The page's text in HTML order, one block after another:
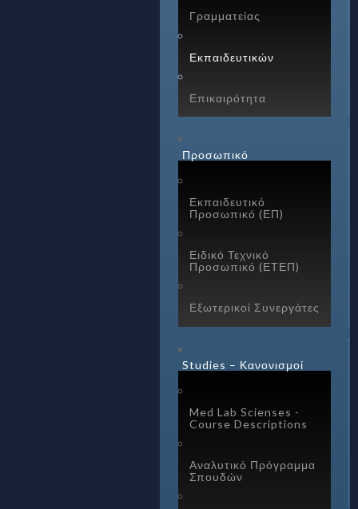
Γραμματείας
Εκπαιδευτικών
Επικαιρότητα
Προσωπικό
Εκπαιδευτικό
Προσωπικό (ΕΠ)
Ειδικό Τεχνικό
Προσωπικό (ΕΤΕΠ)
Εξωτερικοί Συνεργάτες
Studies – Κανονισμοί
Med Lab Scienses -
Course Descriptions
Αναλυτικό Πρόγραμμα
Σπουδών